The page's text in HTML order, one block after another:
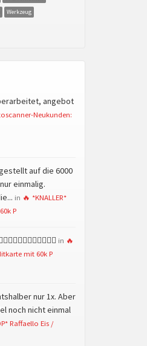
Werkzeug
angebot
Neukunden:
auf die 6000
einmalig.
in 🔥 *KNALLER*
P
in 🔥
mit 60k P
nur 1x. Aber
noch nicht einmal
Raffaello Eis /